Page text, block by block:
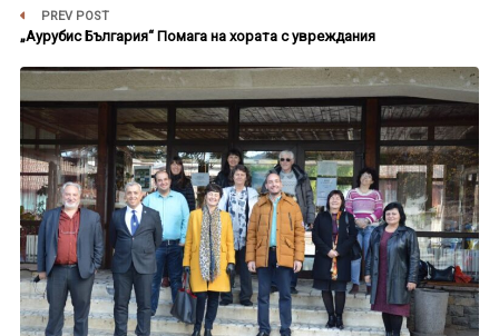
PREV POST
„Аурубис България“ Помага на хората с увреждания